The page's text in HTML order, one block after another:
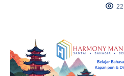
22